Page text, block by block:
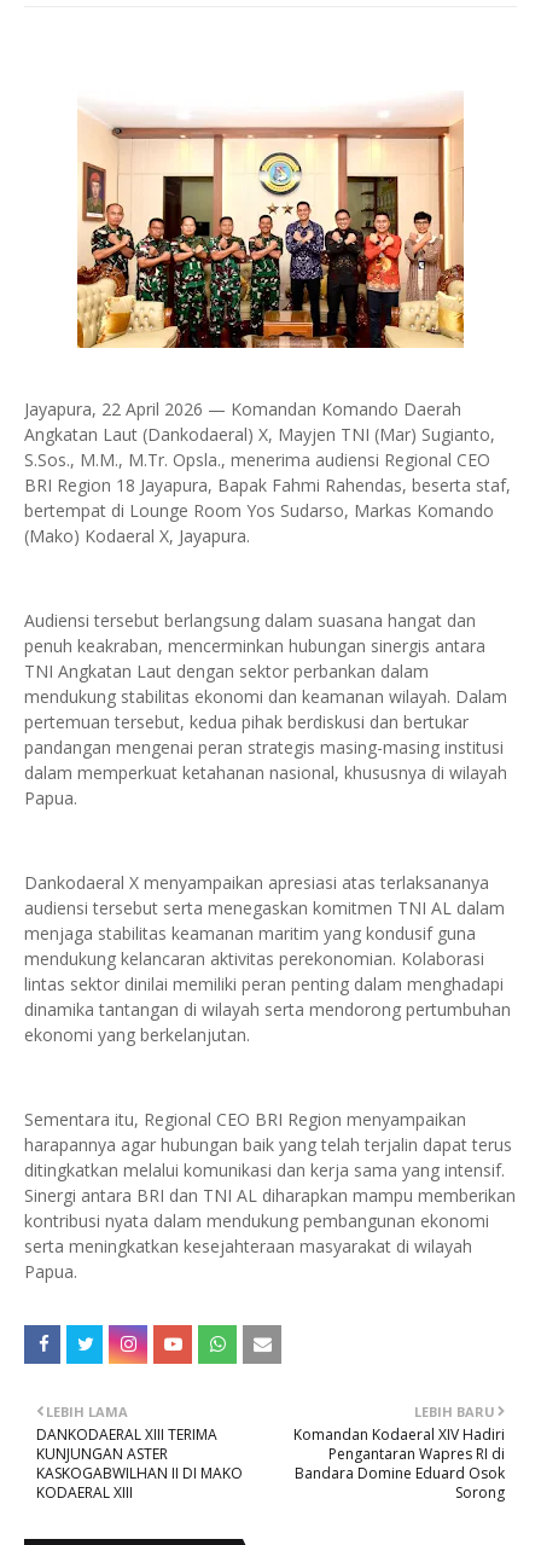
Jayapura, 22 April 2026 — Komandan Komando Daerah
Angkatan Laut (Dankodaeral) X, Mayjen TNI (Mar) Sugianto,
S.Sos., M.M., M.Tr. Opsla., menerima audiensi Regional CEO
BRI Region 18 Jayapura, Bapak Fahmi Rahendas, beserta staf,
bertempat di Lounge Room Yos Sudarso, Markas Komando
(Mako) Kodaeral X, Jayapura.
Audiensi tersebut berlangsung dalam suasana hangat dan
penuh keakraban, mencerminkan hubungan sinergis antara
TNI Angkatan Laut dengan sektor perbankan dalam
mendukung stabilitas ekonomi dan keamanan wilayah. Dalam
pertemuan tersebut, kedua pihak berdiskusi dan bertukar
pandangan mengenai peran strategis masing-masing institusi
dalam memperkuat ketahanan nasional, khususnya di wilayah
Papua.
Dankodaeral X menyampaikan apresiasi atas terlaksananya
audiensi tersebut serta menegaskan komitmen TNI AL dalam
menjaga stabilitas keamanan maritim yang kondusif guna
mendukung kelancaran aktivitas perekonomian. Kolaborasi
lintas sektor dinilai memiliki peran penting dalam menghadapi
dinamika tantangan di wilayah serta mendorong pertumbuhan
ekonomi yang berkelanjutan.
Sementara itu, Regional CEO BRI Region menyampaikan
harapannya agar hubungan baik yang telah terjalin dapat terus
ditingkatkan melalui komunikasi dan kerja sama yang intensif.
Sinergi antara BRI dan TNI AL diharapkan mampu memberikan
kontribusi nyata dalam mendukung pembangunan ekonomi
serta meningkatkan kesejahteraan masyarakat di wilayah
Papua.
LEBIH BARU
Komandan Kodaeral XIV Hadiri
Pengantaran Wapres RI di
Bandara Domine Eduard Osok
Sorong
LEBIH LAMA
DANKODAERAL XIII TERIMA
KUNJUNGAN ASTER
KASKOGABWILHAN II DI MAKO
KODAERAL XIII